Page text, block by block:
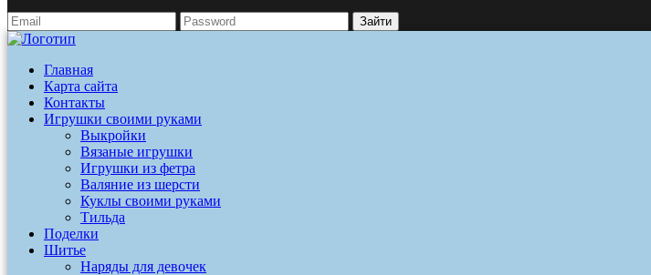
Зайти
Главная
Карта сайта
Контакты
Игрушки своими руками
Выкройки
Вязаные игрушки
Игрушки из фетра
Валяние из шерсти
Куклы своими руками
Тильда
Поделки
Шитье
Наряды для девочек